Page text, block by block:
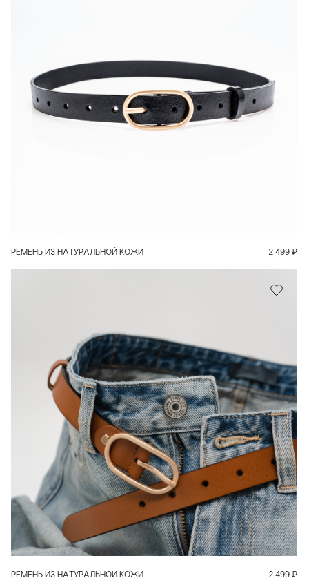
РЕМЕНЬ ИЗ НАТУРАЛЬНОЙ КОЖИ 2 499 ₽
В КОРЗИНУ
РЕМЕНЬ ИЗ НАТУРАЛЬНОЙ КОЖИ 2 499 ₽